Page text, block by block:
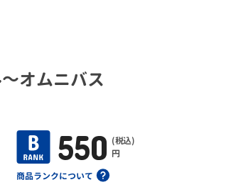
オムニバス
商品ランクについて
550 (税込)
円